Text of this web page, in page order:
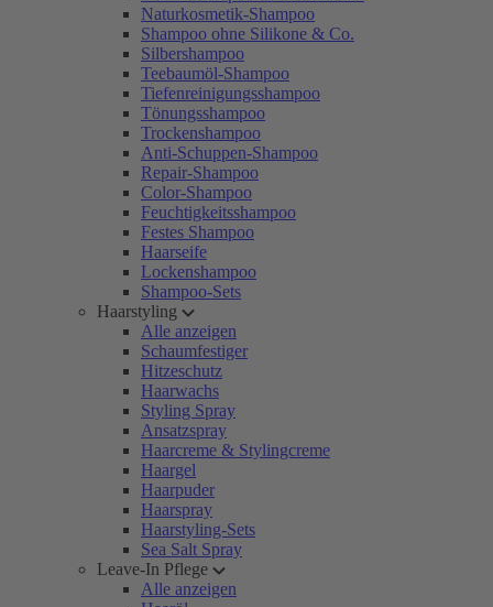
Naturkosmetik-Shampoo
Shampoo ohne Silikone & Co.
Silbershampoo
Teebaumöl-Shampoo
Tiefenreinigungsshampoo
Tönungsshampoo
Trockenshampoo
Anti-Schuppen-Shampoo
Repair-Shampoo
Color-Shampoo
Feuchtigkeitsshampoo
Festes Shampoo
Haarseife
Lockenshampoo
Shampoo-Sets
Haarstyling
Alle anzeigen
Schaumfestiger
Hitzeschutz
Haarwachs
Styling Spray
Ansatzspray
Haarcreme & Stylingcreme
Haargel
Haarpuder
Haarspray
Haarstyling-Sets
Sea Salt Spray
Leave-In Pflege
Alle anzeigen